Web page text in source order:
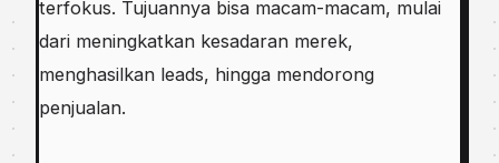
terfokus. Tujuannya bisa macam-macam, mulai
dari meningkatkan kesadaran merek,
menghasilkan leads, hingga mendorong
penjualan.